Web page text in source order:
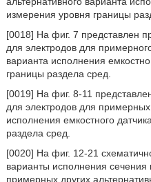
измерения уровня границы
[0018] На фиг. 7 представлен
для электродов для
варианта исполнения
границы раздела сред.
[0019] На фиг. 8-11
для электродов для
исполнения емкостного
раздела сред.
[0020] На фиг. 12-21
варианты исполнения сечения
примерных других